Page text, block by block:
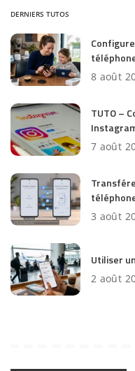
DERNIERS TUTOS
8 août
TUTO –
7 août
3 août
Utiliser
2 août